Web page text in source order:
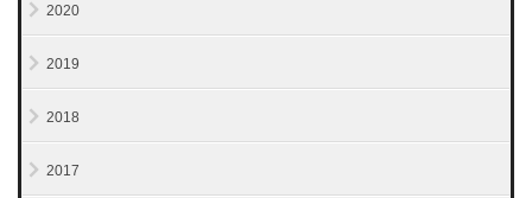
2020
2019
2018
2017